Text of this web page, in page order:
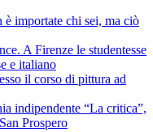
è importate chi sei, ma ciò
A Firenze le studentesse
e italiano
il corso di pittura ad
indipendente “La critica”,
Prospero